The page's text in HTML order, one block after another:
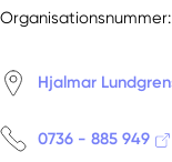
Organisationsnummer:
Hjalmar
0736 - 885 949